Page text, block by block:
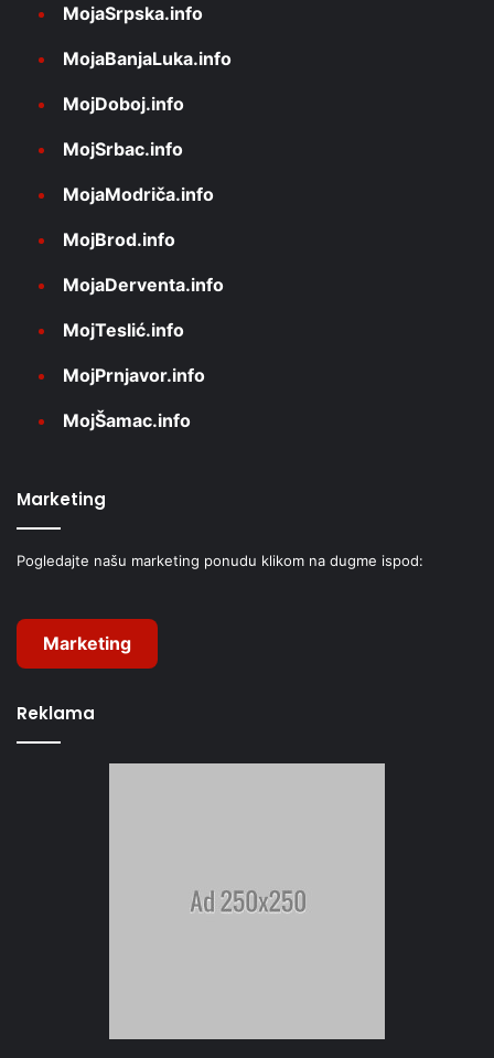
MojaSrpska.info
MojaBanjaLuka.info
MojDoboj.info
MojSrbac.info
MojaModriča.info
MojBrod.info
MojaDerventa.info
MojTeslić.info
MojPrnjavor.info
MojŠamac.info
Marketing
Pogledajte našu marketing ponudu klikom na dugme ispod:
Marketing
Reklama